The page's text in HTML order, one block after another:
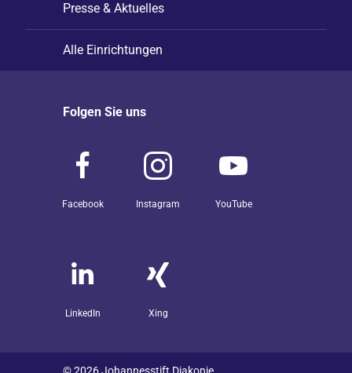
Presse & Aktuelles
Alle Einrichtungen
Folgen Sie uns
Facebook Instagram YouTube
LinkedIn Xing